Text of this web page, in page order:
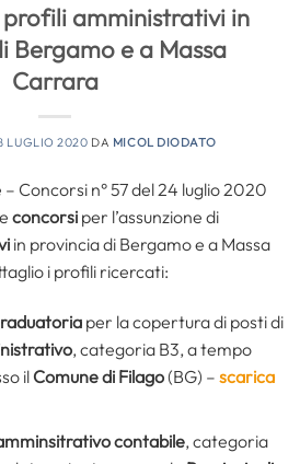
amministrativi in
Bergamo e a Massa
Carrara
LUGLIO 2020 DA MICOL DIODATO
Concorsi n° 57 del 24 luglio 2020
concorsi per l’assunzione di
in provincia di Bergamo e a Massa
i profili ricercati:
per la copertura di posti di
, categoria B3, a tempo
il Comune di Filago(BG) – scarica
contabile, categoria